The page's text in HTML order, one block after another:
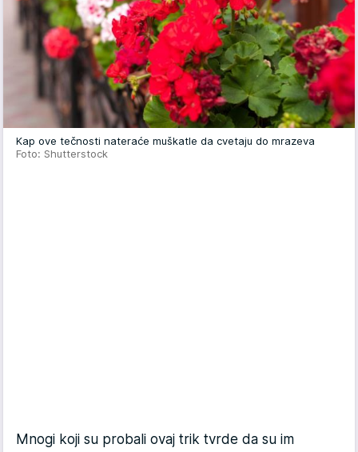
Kap ove tečnosti nateraće muškatle da cvetaju do mrazeva
Foto: Shutterstock
Mnogi koji su probali ovaj trik tvrde da su im